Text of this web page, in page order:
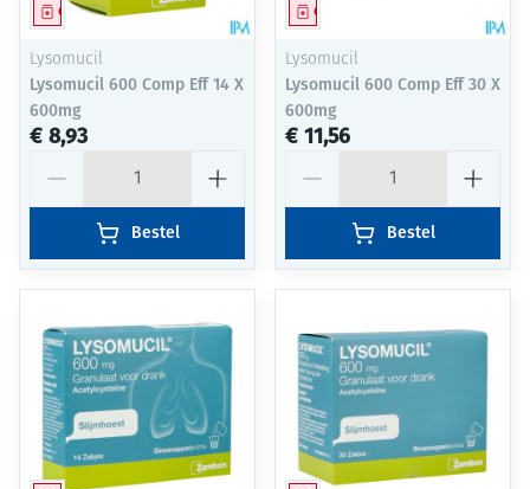
Geneesmiddel
Lysomucil
Lysomucil 600 Comp Eff 14 X
600mg
€ 8,93
Bestel
Geneesmiddel
Lysomucil
Lysomucil 600 Comp Eff 30 X
600mg
€ 11,56
Bestel